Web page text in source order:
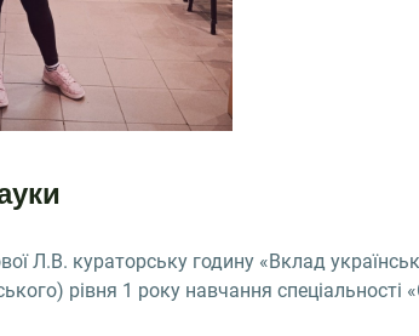
Л.В. кураторську годину «Вклад
рівня 1 року навчання спеціальності